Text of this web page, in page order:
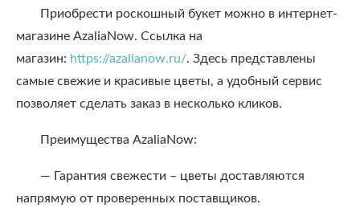
Приобрести роскошный букет можно в интернет-
магазине AzaliaNow. Ссылка на
магазин: https://azalianow.ru/. Здесь представлены
самые свежие и красивые цветы, а удобный сервис
позволяет сделать заказ в несколько кликов.
Преимущества AzaliaNow:
— Гарантия свежести – цветы доставляются
напрямую от проверенных поставщиков.